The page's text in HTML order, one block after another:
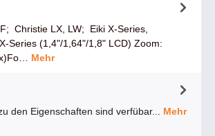
Christie LX, LW; Eiki X-Series,
Series (1,4"/1,64"/1,8" LCD) Zoom:
Mehr
den Eigenschaften sind verfübar... Mehr